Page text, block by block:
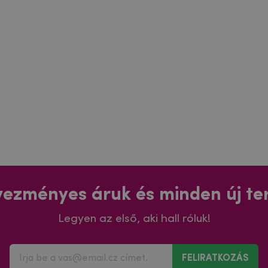
áruk és minden új
Legyen az első, aki hall róluk!
FELIRATKOZÁS